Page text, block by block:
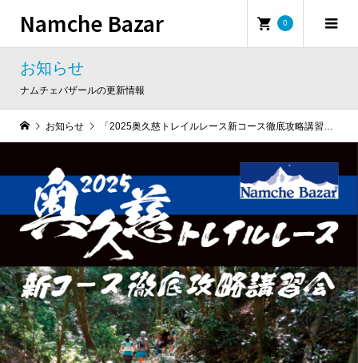
Namche Bazar 0
お知らせ
ナムチェバザールの更新情報
お知らせ 「2025奥久慈トレイルレース新コース徹底攻略講習会」の申込がスタート！